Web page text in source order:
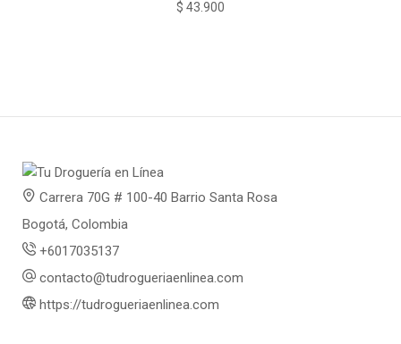
$ 43.900
Carrera 70G # 100-40 Barrio Santa Rosa
Bogotá, Colombia
+6017035137
contacto@tudrogueriaenlinea.com
https://tudrogueriaenlinea.com